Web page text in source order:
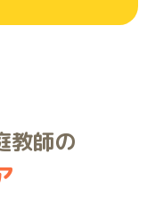
教師の